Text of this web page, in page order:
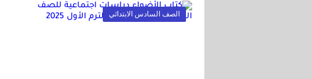
الصف السادس الابتدائي